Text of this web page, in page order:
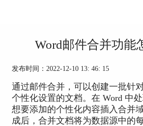
Word邮件合并功能
发布时间：2022-12-10 13: 46: 15
通过邮件合并，可以创建一批针
个性化设置的文档。在 Word 中
想要添加的个性化内容插入合并
成后，合并文档将为数据源中的